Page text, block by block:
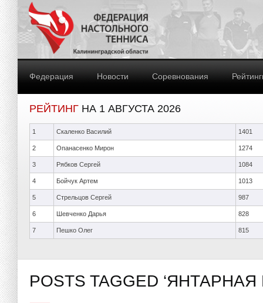
Федерация Новости Соревнования
РЕЙТИНГ НА 1 АВГУСТА 2026
1 Скаленко Василий 1401
2 Опанасенко Мирон 1274
3 Рябков Сергей 1084
4 Бойчук Артем 1013
5 Стрельцов Сергей 987
6 Шевченко Дарья 828
7 Пешко Олег 815
POSTS TAGGED ‘ЯНТАРНАЯ